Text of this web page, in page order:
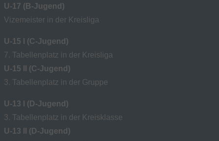
U-17 (B-Jugend)
Vizemeister in der Kreisliga
U-15 I (C-Jugend)
7. Tabellenplatz in der Kreisliga
U-15 II (C-Jugend)
3. Tabellenplatz in der Gruppe
U-13 I (D-Jugend)
3. Tabellenplatz in der Kreisklasse
U-13 II (D-Jugend)